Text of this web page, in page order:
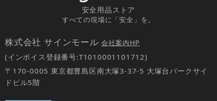
安全用品ストア
すべての現場に「安全」を。
株式会社 サインモール 会社案内HP
(インボイス登録番号:T1010001101712)
〒170-0005 東京都豊島区南大塚3-37-5 大塚台パークサイ
ドビル5階